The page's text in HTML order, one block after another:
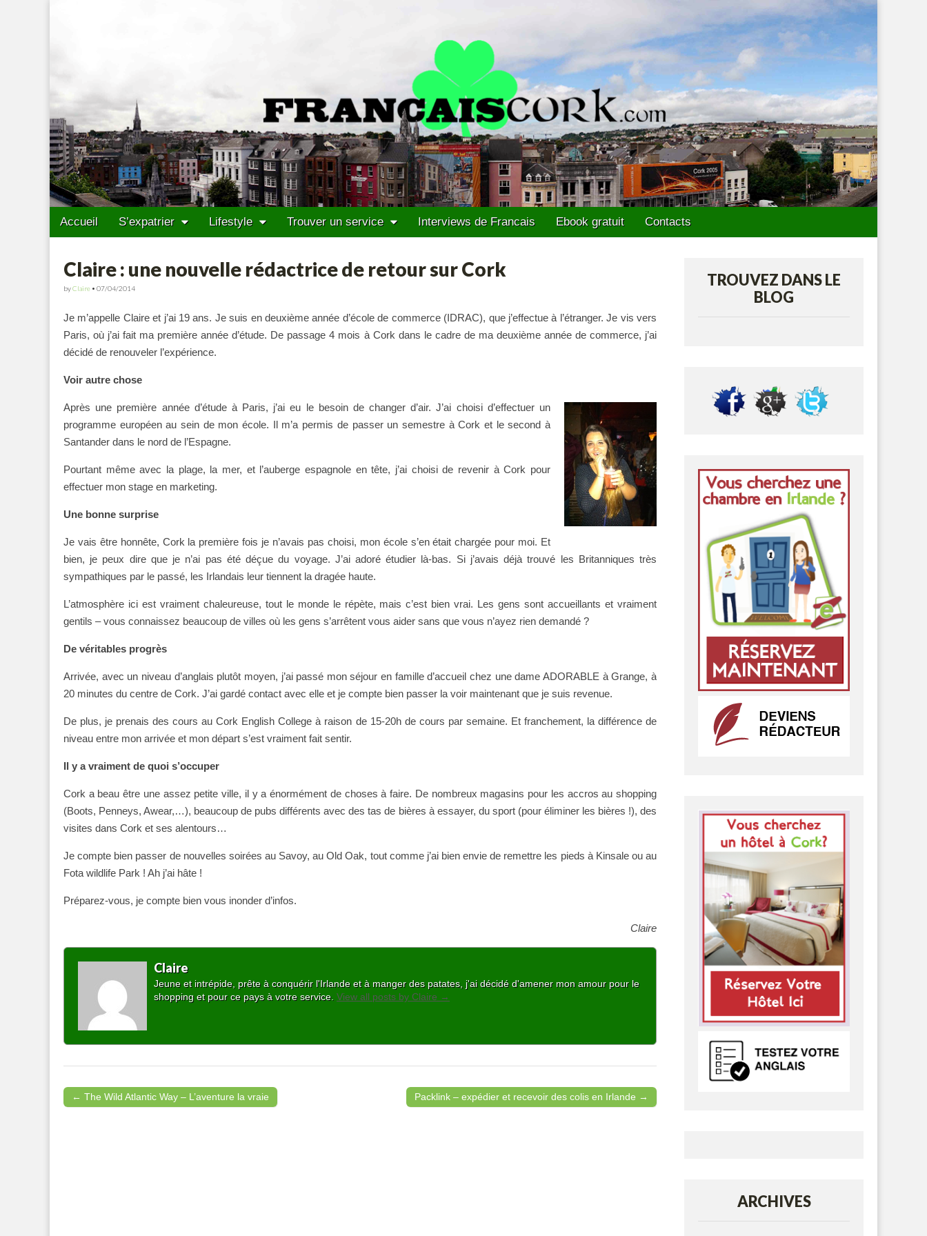
Main menu
Skip to content
Accueil S’expatrier Lifestyle Trouver un service Interviews de Francais Ebook gratuit Contacts
Claire : une nouvelle rédactrice de retour sur Cork
byClaire • 07/04/2014
Je m’appelle Claire et j’ai 19 ans. Je suis en deuxième année d’école de commerce (IDRAC), que j’effectue à l’étranger. Je vis vers
Paris, où j’ai fait ma première année d’étude. De passage 4 mois à Cork dans le cadre de ma deuxième année de commerce, j’ai
décidé de renouveler l’expérience.
Voir autre chose
Après une première année d’étude à Paris, j’ai eu le besoin de changer d’air. J’ai choisi d’effectuer un
programme européen au sein de mon école. Il m’a permis de passer un semestre à Cork et le second à
Santander dans le nord de l’Espagne.
Pourtant même avec la plage, la mer, et l’auberge espagnole en tête, j’ai choisi de revenir à Cork pour
effectuer mon stage en marketing.
Une bonne surprise
Je vais être honnête, Cork la première fois je n’avais pas choisi, mon école s’en était chargée pour moi. Et
bien, je peux dire que je n’ai pas été déçue du voyage. J’ai adoré étudier là-bas. Si j’avais déjà trouvé les Britanniques très
sympathiques par le passé, les Irlandais leur tiennent la dragée haute.
L’atmosphère ici est vraiment chaleureuse, tout le monde le répète, mais c’est bien vrai. Les gens sont accueillants et vraiment
gentils – vous connaissez beaucoup de villes où les gens s’arrêtent vous aider sans que vous n’ayez rien demandé ?
De véritables progrès
Arrivée, avec un niveau d’anglais plutôt moyen, j’ai passé mon séjour en famille d’accueil chez une dame ADORABLE à Grange, à
20 minutes du centre de Cork. J’ai gardé contact avec elle et je compte bien passer la voir maintenant que je suis revenue.
De plus, je prenais des cours au Cork English College à raison de 15-20h de cours par semaine. Et franchement, la différence de
niveau entre mon arrivée et mon départ s’est vraiment fait sentir.
Il y a vraiment de quoi s’occuper
Cork a beau être une assez petite ville, il y a énormément de choses à faire. De nombreux magasins pour les accros au shopping
(Boots, Penneys, Awear,…), beaucoup de pubs différents avec des tas de bières à essayer, du sport (pour éliminer les bières !), des
visites dans Cork et ses alentours…
Je compte bien passer de nouvelles soirées au Savoy, au Old Oak, tout comme j’ai bien envie de remettre les pieds à Kinsale ou au
Fota wildlife Park ! Ah j’ai hâte !
Préparez-vous, je compte bien vous inonder d’infos.
Claire
Claire
Jeune et intrépide, prête à conquérir l'Irlande et à manger des patates, j'ai décidé d'amener mon amour pour le
shopping et pour ce pays à votre service. View all posts by Claire →
Post navigation
← The Wild Atlantic Way – L’aventure la vraie Packlink – expédier et recevoir des colis en Irlande →
TROUVEZ DANS LE
BLOG
ARCHIVES